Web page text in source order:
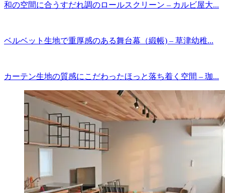
和の空間に合うすだれ調のロールスクリーン – カルビ屋大...
ベルベット生地で重厚感のある舞台幕（緞帳) – 草津幼稚...
カーテン生地の質感にこだわったほっと落ち着く空間 – 珈...